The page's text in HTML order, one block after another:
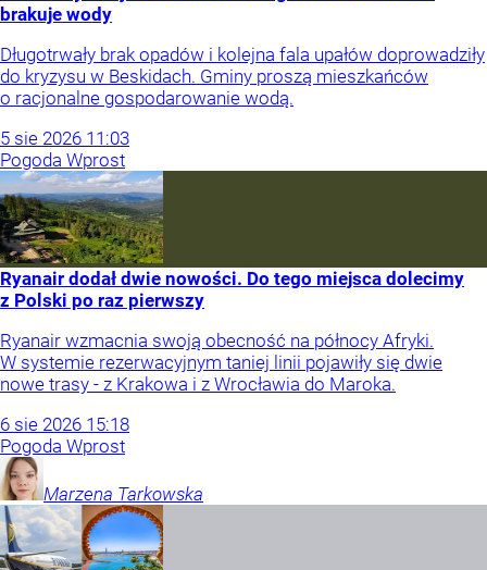
brakuje wody
Długotrwały brak opadów i kolejna fala upałów doprowadziły
do kryzysu w Beskidach. Gminy proszą mieszkańców
o racjonalne gospodarowanie wodą.
5 sie 2026 11:03
Pogoda Wprost
Ryanair dodał dwie nowości. Do tego miejsca dolecimy
z Polski po raz pierwszy
Ryanair wzmacnia swoją obecność na północy Afryki.
W systemie rezerwacyjnym taniej linii pojawiły się dwie
nowe trasy - z Krakowa i z Wrocławia do Maroka.
6 sie 2026 15:18
Pogoda Wprost
Marzena Tarkowska